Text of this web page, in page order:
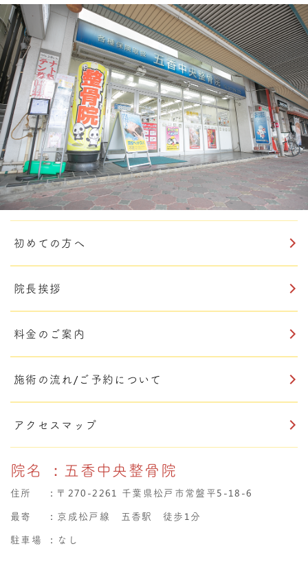
初めての方へ
院長挨拶
料金のご案内
施術の流れ/ご予約について
アクセスマップ
院名 ：五香中央整骨院
住所 ： 〒270-2261 千葉県松戸市常盤平5-18-6
最寄
：京成松戸線 五香駅 徒歩1分
駐車場
：なし